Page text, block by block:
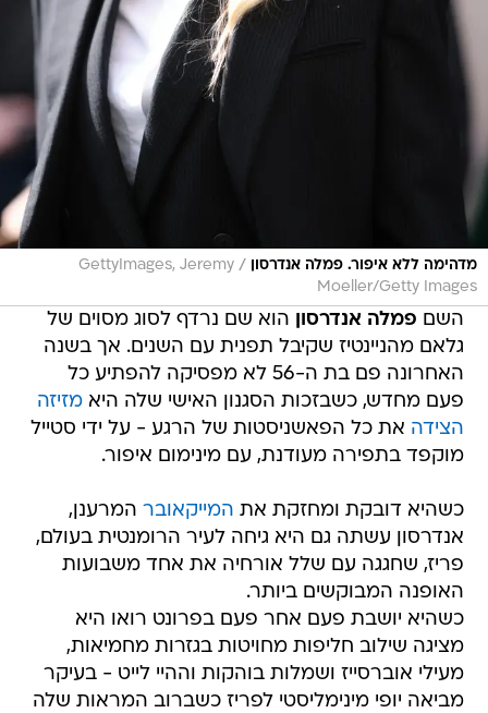
מדהימה ללא איפור. פמלה אנדרסון /
GettyImages, Jeremy
Moeller/Getty Images
השם פמלה אנדרסון הוא שם נרדף לסוג מסוים של
גלאם מהניינטיז שקיבל תפנית עם השנים. אך בשנה
האחרונה פם בת ה-56 לא מפסיקה להפתיע כל
פעם מחדש, כשבזכות הסגנון האישי שלה היאמזיזה
הצידה את כל הפאשניסטות של הרגע - על ידי סטייל
מוקפד בתפירה מעודנת, עם מינימום איפור.
כשהיא דובקת ומחזקת את המייקאובר המרענן,
אנדרסון עשתה גם היא גיחה לעיר הרומנטית בעולם,
פריז, שחגגה עם שלל אורחיה את אחד משבועות
האופנה המבוקשים ביותר.
כשהיא יושבת פעם אחר פעם בפרונט רואו היא
מציגה שילוב חליפות מחויטות בגזרות מחמיאות,
מעילי אוברסייז ושמלות בוהקות וההיי לייט - בעיקר
מביאה יופי מינימליסטי לפריז כשברוב המראות שלה